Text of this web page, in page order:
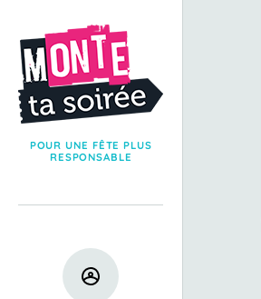
POUR UNE FÊTE PLUS
RESPONSABLE